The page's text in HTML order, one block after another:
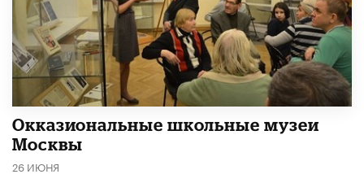
​Окказиональные школьные музеи
Москвы
26 ИЮНЯ